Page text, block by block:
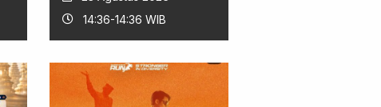
14:36-14:36 WIB